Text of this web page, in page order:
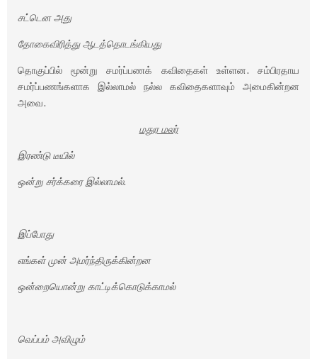
சட்டென அது
தோகைவிரித்து ஆடத்தொடங்கியது
தொகுப்பில் மூன்று சமர்ப்பணக் கவிதைகள் உள்ளன. சம்பிரதாய
சமர்ப்பணங்களாக இல்லாமல் நல்ல கவிதைகளாவும் அமைகின்றன
அவை.
மதுர மலர்
இரண்டு டீயில்
ஒன்று சர்க்கரை இல்லாமல்.
இப்போது
எங்கள் முன் அமர்ந்திருக்கின்றன
ஒன்றையொன்று காட்டிக்கொடுக்காமல்
வெப்பம் அவிழும்